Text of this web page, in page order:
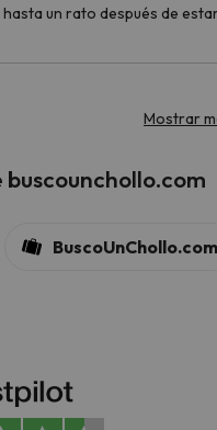
hasta un rato después de
Mostrar
buscounchollo.com
BuscoUnChollo.com